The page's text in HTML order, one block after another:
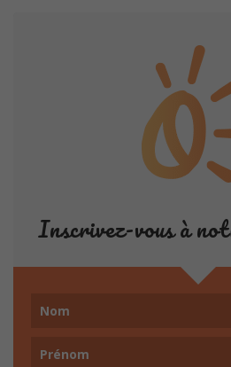
Inscrivez-vous à